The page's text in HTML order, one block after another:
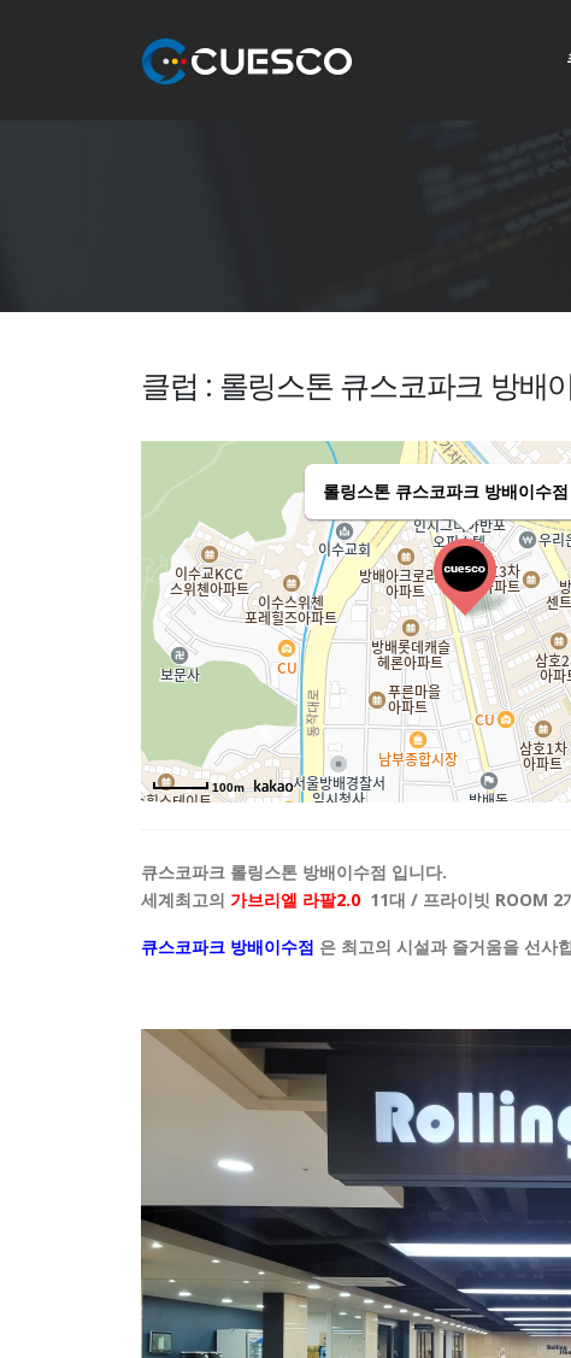
클럽 : 롤링스톤 큐스코파크 방배
롤링스톤 큐스코파크 방배이수점
100m
큐스코파크 롤링스톤 방배이수점 입니다.
세계최고의 가브리엘 라팔2.0 11대 / 프라이빗 ROOM
큐스코파크 방배이수점 은 최고의 시설과 즐거움을 선사